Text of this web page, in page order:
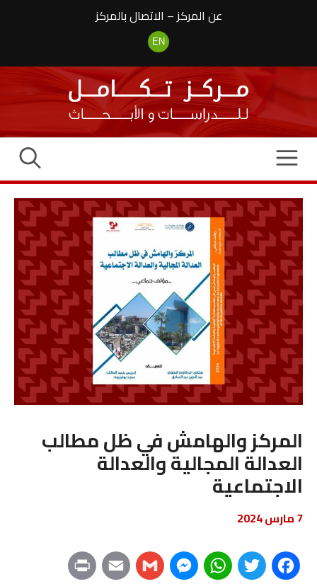
عن المركز– الاتصال بالمركز
EN
المركز والهامش في ظل مطالب
العدالة المجالية والعدالة
الاجتماعية
7 مارس 2024
F
T
W
M
G
E